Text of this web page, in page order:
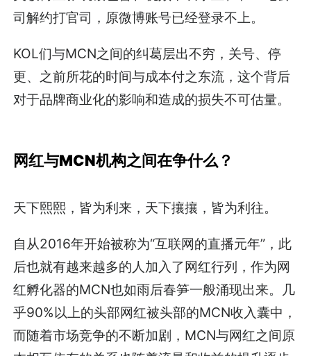
司解约打官司，原微博账号已经登录不上。
KOL们与MCN之间的纠葛层出不穷，关号、停
更、之前所花的时间与成本付之东流，这个背后
对于品牌商业化的影响和造成的损失不可估量。
网红与MCN机构之间在争什么？
天下熙熙，皆为利来，天下攘攘，皆为利往。
自从2016年开始被称为“互联网的直播元年”，此
后也就有越来越多的人加入了网红行列，作为网
红孵化器的MCN也如雨后春笋一般涌现出来。几
乎90%以上的头部网红被头部的MCN收入囊中，
而随着市场竞争的不断加剧，MCN与网红之间原